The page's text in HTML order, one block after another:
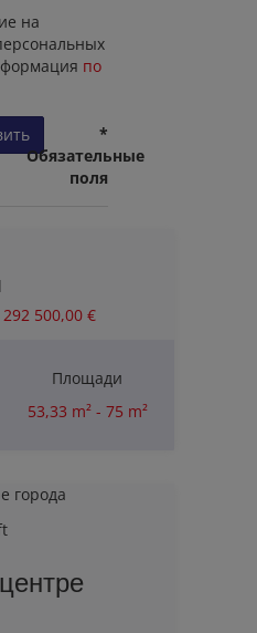
на
по
*
Обязательные
поля
500,00 €
Площади
53,33 m² - 75 m²
2